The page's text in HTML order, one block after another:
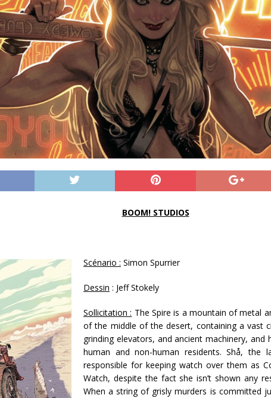
BOOM! STUDIOS
Scénario : Simon Spurrier
Dessin : Jeff Stokely
Sollicitation : The Spire is a mountain of metal
of the middle of the desert, containing a vast
grinding elevators, and ancient machinery,
human and non-human residents. Shå, the
responsible for keeping watch over them as
Watch, despite the fact she isn’t shown any
When a string of grisly murders is committed